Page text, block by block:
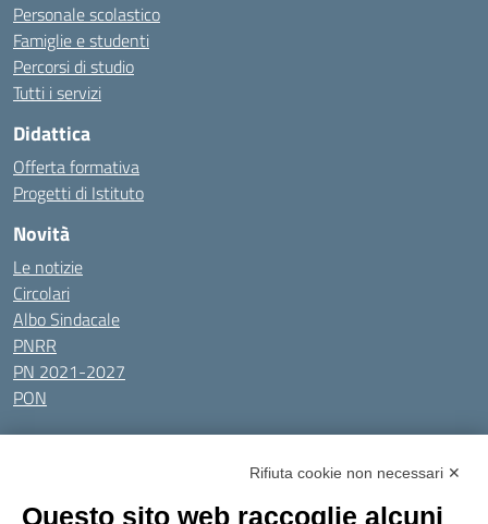
Personale scolastico
Famiglie e studenti
Percorsi di studio
Tutti i servizi
Didattica
Offerta formativa
Progetti di Istituto
Novità
Le notizie
Circolari
Albo Sindacale
PNRR
PN 2021-2027
PON
Tutti gli argomenti
Amministrazione Trasparente
Privacy Policy
Rifiuta cookie non necessari ✕
Questo sito web raccoglie alcuni